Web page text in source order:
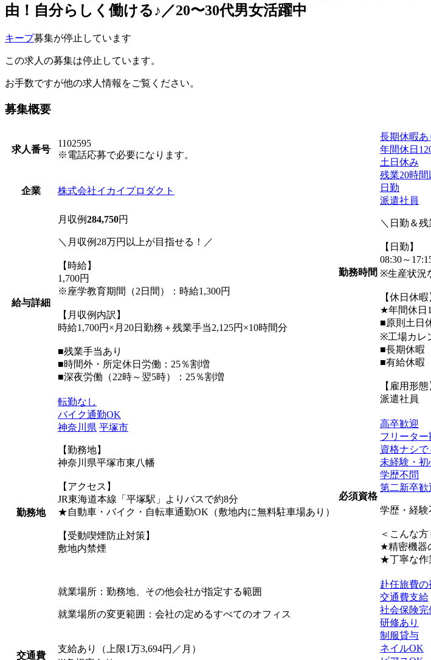
由！自分らしく働ける♪／20〜30代男女活躍中
キープ募集が停止しています
この求人の募集は停止しています。
お手数ですが他の求人情報をご覧ください。
募集概要
求人番号
1102595
※電話応募で必要になります。
企業 株式会社イカイプロダクト
給与詳細
月収例284,750円
＼月収例28万円以上が目指せる！／
【時給】
1,700円
※座学教育期間（2日間）：時給1,300円
【月収例内訳】
時給1,700円×月20日勤務＋残業手当2,125円×10時間分
■残業手当あり
■時間外・所定休日労働：25％割増
■深夜労働（22時～翌5時）：25％割増
勤務地
転勤なし
バイク通勤OK
神奈川県 平塚市
【勤務地】
神奈川県平塚市東八幡
【アクセス】
JR東海道本線「平塚駅」よりバスで約8分
★自動車・バイク・自転車通勤OK（敷地内に無料駐車場あり）
【受動喫煙防止対策】
敷地内禁煙
就業場所：勤務地、その他会社が指定する範囲
就業場所の変更範囲：会社の定めるすべてのオフィス
交通費
支給あり（上限1万3,694円／月）
勤務時間
長期休暇あ
年間休日
土日休み
残業20時間
日勤
派遣社員
＼日勤＆
【日勤】
08:30～
※生産状況
【休日休暇
★年間休日
■原則土日
※工場カレ
■長期休暇
■有給休暇
【雇用形態
派遣社員
必須資格
高卒歓迎
フリーター
資格ナシで
未経験・初
学歴不問
第二新卒歓
学歴・経
＜こんな
★精密機器
★丁寧な作
赴任旅費の
交通費支給
社会保険完
研修あり
制服貸与
ネイルOK